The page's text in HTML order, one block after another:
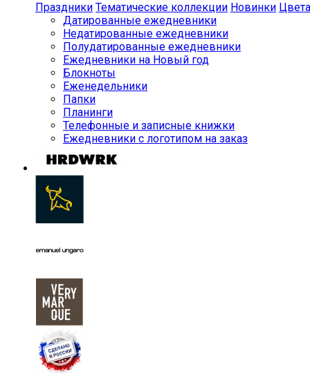
Праздники Тематические коллекции Новинки Цвета
Датированные ежедневники
Недатированные ежедневники
Полудатированные ежедневники
Ежедневники на Новый год
Блокноты
Еженедельники
Папки
Планинги
Телефонные и записные книжки
Ежедневники с логотипом на заказ